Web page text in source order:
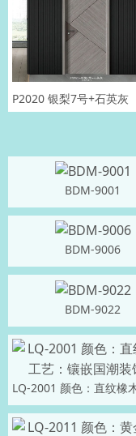
BDM-9001
BDM-9006
BDM-9022